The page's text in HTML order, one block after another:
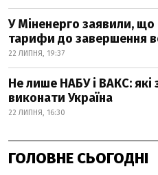
У Міненерго заявили,
тарифи до завершення
22 ЛИПНЯ, 19:37
Не лише НАБУ і ВАКС: які
виконати Україна
22 ЛИПНЯ, 16:30
ГОЛОВНЕ СЬОГОДНІ